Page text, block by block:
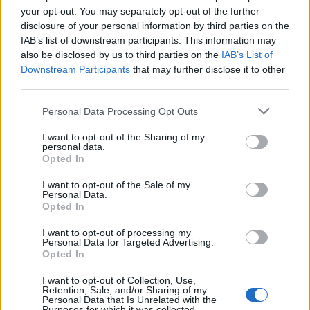
your opt-out. You may separately opt-out of the further
disclosure of your personal information by third parties on the
IAB’s list of downstream participants. This information may
also be disclosed by us to third parties on the IAB’s List of
Downstream Participants that may further disclose it to other
Personal Data Processing Opt Outs
I want to opt-out of the Sharing of my
personal data.
Opted In
I want to opt-out of the Sale of my
Personal Data.
Opted In
I want to opt-out of processing my
Personal Data for Targeted Advertising.
Opted In
I want to opt-out of Collection, Use,
Retention, Sale, and/or Sharing of my
Personal Data that Is Unrelated with the
7 rád, ako správne použiť
chemickú kotvu a montážnu
penu
Romana 1 rok ago 0
HĽADAŤ